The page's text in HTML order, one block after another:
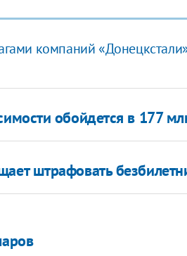
компаний
обойдется в 177
штрафовать